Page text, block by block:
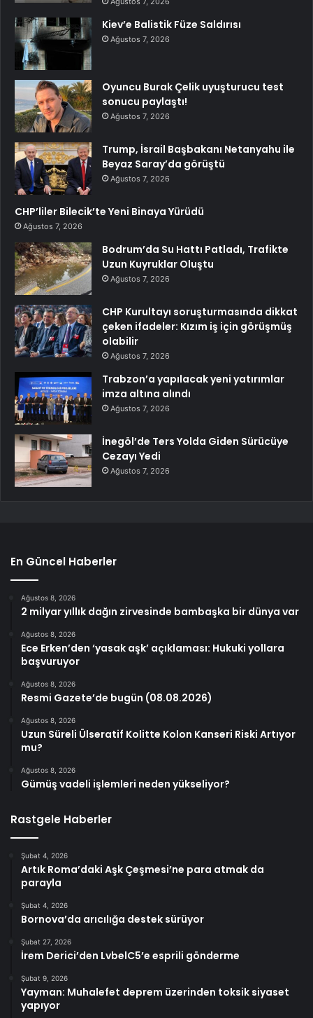
Kiev’e Balistik Füze Saldırısı
Ağustos 7, 2026
Oyuncu Burak Çelik uyuşturucu test
sonucu paylaştı!
Ağustos 7, 2026
Trump, İsrail Başbakanı Netanyahu ile
Beyaz Saray’da görüştü
Ağustos 7, 2026
CHP’liler Bilecik’te Yeni Binaya Yürüdü
Ağustos 7, 2026
Bodrum’da Su Hattı Patladı, Trafikte
Uzun Kuyruklar Oluştu
Ağustos 7, 2026
CHP Kurultayı soruşturmasında dikkat
çeken ifadeler: Kızım iş için görüşmüş
olabilir
Ağustos 7, 2026
Trabzon’a yapılacak yeni yatırımlar
imza altına alındı
Ağustos 7, 2026
İnegöl’de Ters Yolda Giden Sürücüye
Cezayı Yedi
Ağustos 7, 2026
En Güncel Haberler
Ağustos 8, 2026
2 milyar yıllık dağın zirvesinde bambaşka bir dünya var
Ağustos 8, 2026
Ece Erken’den ‘yasak aşk’ açıklaması: Hukuki yollara
başvuruyor
Ağustos 8, 2026
Resmi Gazete’de bugün (08.08.2026)
Ağustos 8, 2026
Uzun Süreli Ülseratif Kolitte Kolon Kanseri Riski Artıyor
mu?
Ağustos 8, 2026
Gümüş vadeli işlemleri neden yükseliyor?
Rastgele Haberler
Şubat 4, 2026
Artık Roma’daki Aşk Çeşmesi’ne para atmak da
parayla
Şubat 4, 2026
Bornova’da arıcılığa destek sürüyor
Şubat 27, 2026
İrem Derici’den LvbelC5’e esprili gönderme
Şubat 9, 2026
Yayman: Muhalefet deprem üzerinden toksik siyaset
yapıyor